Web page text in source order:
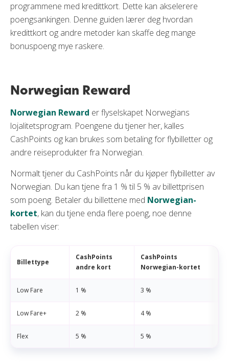
programmene med kredittkort. Dette kan akselerere
poengsankingen. Denne guiden lærer deg hvordan
kredittkort og andre metoder kan skaffe deg mange
bonuspoeng mye raskere.
Norwegian Reward
Norwegian Reward er flyselskapet Norwegians
lojalitetsprogram. Poengene du tjener her, kalles
CashPoints og kan brukes som betaling for flybilletter og
andre reiseprodukter fra Norwegian.
Normalt tjener du CashPoints når du kjøper flybilletter av
Norwegian. Du kan tjene fra 1 % til 5 % av billettprisen
som poeng. Betaler du billettene med Norwegian-
kortet, kan du tjene enda flere poeng, noe denne
tabellen viser:
Billettype
CashPoints
andre kort
CashPoints
Norwegian-kortet
Low Fare 1 % 3 %
Low Fare+ 2 % 4 %
Flex 5 % 5 %